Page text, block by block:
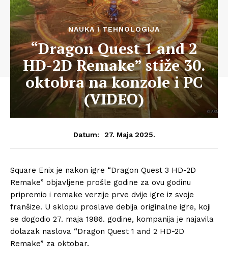
NAUKA I TEHNOLOGIJA
“Dragon Quest 1 and 2
HD-2D Remake” stiže 30.
oktobra na konzole i PC
(VIDEO)
Datum: 27. Maja 2025.
Square Enix je nakon igre “Dragon Quest 3 HD-2D
Remake” objavljene prošle godine za ovu godinu
pripremio i remake verzije prve dvije igre iz svoje
franšize. U sklopu proslave debija originalne igre, koji
se dogodio 27. maja 1986. godine, kompanija je najavila
dolazak naslova “Dragon Quest 1 and 2 HD-2D
Remake” za oktobar.